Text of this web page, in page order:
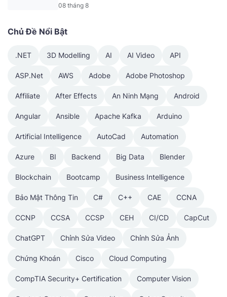
08 tháng 8
Chủ Đề Nổi Bật
.NET 3D Modelling AI AI Video API
ASP.Net AWS Adobe Adobe Photoshop
Affiliate After Effects An Ninh Mạng Android
Angular Ansible Apache Kafka Arduino
Artificial Intelligence AutoCad Automation
Azure BI Backend Big Data Blender
Blockchain Bootcamp Business Intelligence
Bảo Mật Thông Tin C# C++ CAE CCNA
CCNP CCSA CCSP CEH CI/CD CapCut
ChatGPT Chỉnh Sửa Video Chỉnh Sửa Ảnh
Chứng Khoán Cisco Cloud Computing
CompTIA Security+ Certification Computer Vision